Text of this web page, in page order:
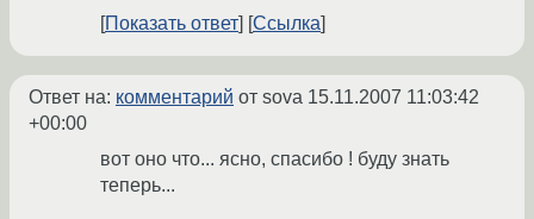
Показать ответ
Ссылка
Ответ на: комментарий от sova 15.11.2007 11:03:42
+00:00
вот оно что... ясно, спасибо ! буду знать
теперь...